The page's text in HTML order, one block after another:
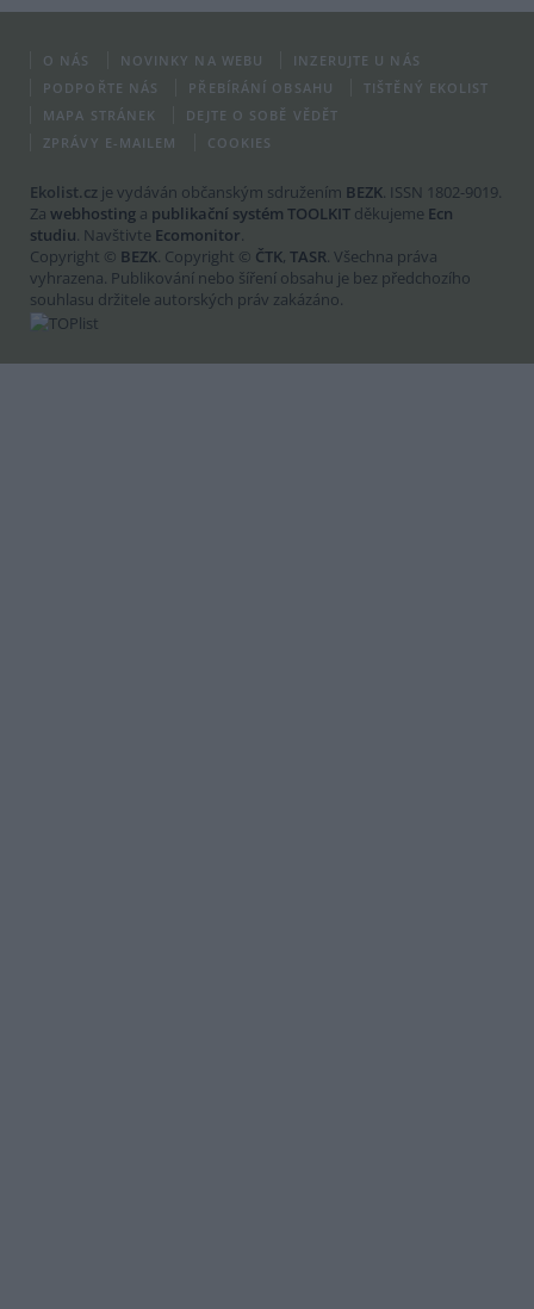
O NÁS NOVINKY NA WEBU
INZERUJTE U NÁS
PODPOŘTE NÁS
PŘEBÍRÁNÍ OBSAHU
TIŠTĚNÝ EKOLIST
MAPA STRÁNEK
DEJTE O SOBĚ VĚDĚT
ZPRÁVY E-MAILEM
COOKIES
Ekolist.cz je vydáván občanským sdružením BEZK. ISSN 1802-9019.
Za webhosting a publikační systém TOOLKIT děkujeme Ecn
studiu. Navštivte Ecomonitor.
Copyright © BEZK. Copyright © ČTK, TASR. Všechna práva
vyhrazena. Publikování nebo šíření obsahu je bez předchozího
souhlasu držitele autorských práv zakázáno.